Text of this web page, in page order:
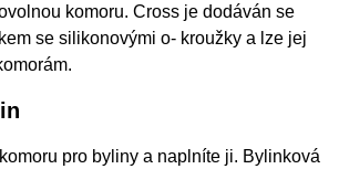
komoru. Cross je dodáván se
se silikonovými o- kroužky a lze jej
pro byliny a naplníte ji. Bylinková